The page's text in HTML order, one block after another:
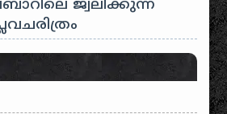
ജ്വലിക്കുന്ന